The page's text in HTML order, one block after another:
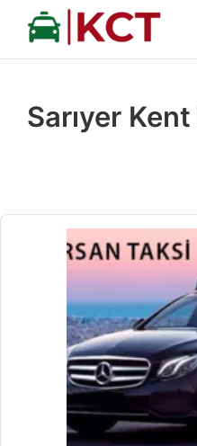
İçeriğe
Sarıyer